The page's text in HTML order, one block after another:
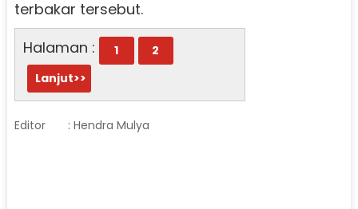
terbakar tersebut.
Halaman :
1
2
Lanjut>>
Editor : Hendra Mulya